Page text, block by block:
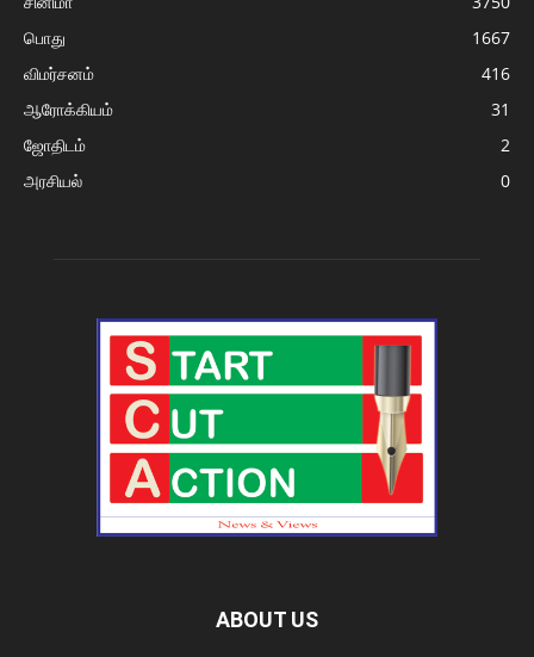
பொது
1667
விமர்சனம்
416
ஆரோக்கியம்
31
ஜோதிடம்
2
அரசியல்
0
ABOUT US